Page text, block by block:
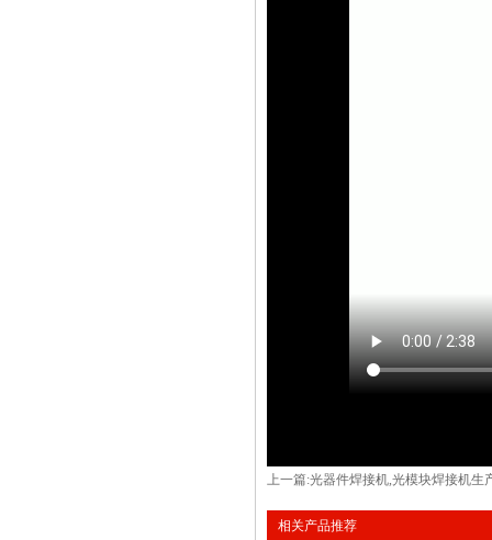
上一篇:光器件焊接机,光模块焊接机生
相关产品推荐